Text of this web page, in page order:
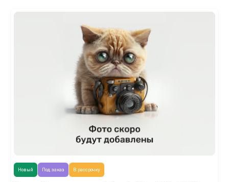
Новый Под заказ В рассрочку